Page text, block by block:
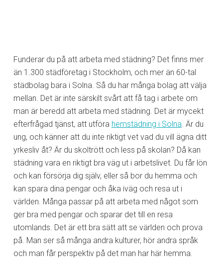
Funderar du på att arbeta med städning? Det finns mer
än 1.300 städföretag i Stockholm, och mer än 60-tal
städbolag bara i Solna. Så du har många bolag att välja
mellan. Det är inte särskilt svårt att få tag i arbete om
man är beredd att arbeta med städning. Det är mycekt
efterfrågad tjänst, att utföra hemstädning i Solna . Är du
ung, och känner att du inte riktigt vet vad du vill ägna ditt
yrkesliv åt? Är du skoltrött och less på skolan? Då kan
städning vara en riktigt bra väg ut i arbetslivet. Du får lön
och kan försörja dig själv, eller så bor du hemma och
kan spara dina pengar och åka iväg och resa ut i
världen. Många passar på att arbeta med något som
ger bra med pengar och sparar det till en resa
utomlands. Det är ett bra sätt att se världen och prova
på. Man ser så många andra kulturer, hör andra språk
och man får perspektiv på det man har här hemma.